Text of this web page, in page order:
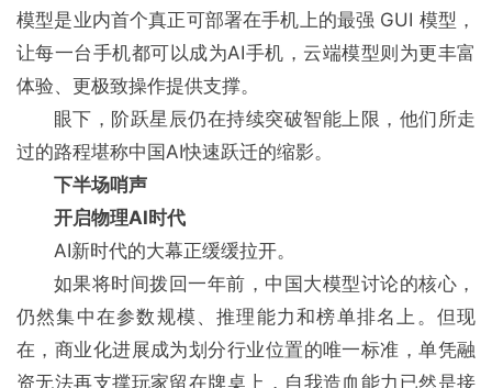
模型是业内首个真正可部署在手机上的最强 GUI 模型，
让每⼀台⼿机都可以成为AI⼿机，云端模型则为更丰富
体验、更极致操作提供⽀撑。
眼下，阶跃星辰仍在持续突破智能上限，他们所走
过的路程堪称中国AI快速跃迁的缩影。
下半场哨声
开启物理AI时代
AI新时代的大幕正缓缓拉开。
如果将时间拨回一年前，中国大模型讨论的核心，
仍然集中在参数规模、推理能力和榜单排名上。但现
在，商业化进展成为划分行业位置的唯一标准，单凭融
资无法再支撑玩家留在牌桌上，自我造血能力已然是接